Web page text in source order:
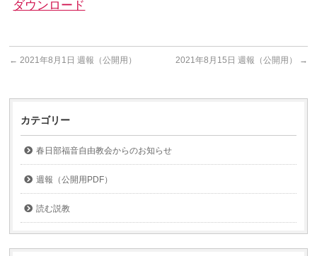
ダウンロード
← 2021年8月1日 週報（公開用） 2021年8月15日 週報（公開用） →
カテゴリー
春日部福音自由教会からのお知らせ
週報（公開用PDF）
読む説教